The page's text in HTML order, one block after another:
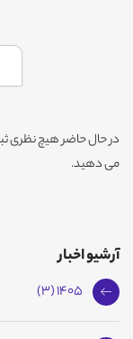
در حال حاضر هیچ نظری
می دهید.
آرشیو اخبار
1405 (3)